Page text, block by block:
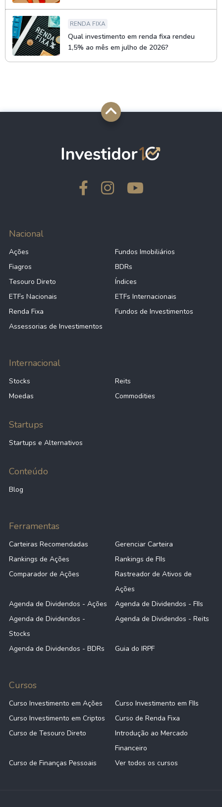
RENDA FIXA
Qual investimento em renda fixa rendeu
1,5% ao mês em julho de 2026?
Nacional
Ações
Fundos Imobiliários
Fiagros
BDRs
Tesouro Direto
Índices
ETFs Nacionais
ETFs Internacionais
Renda Fixa
Fundos de Investimentos
Assessorias de Investimentos
Internacional
Stocks
Reits
Moedas
Commodities
Startups
Startups e Alternativos
Conteúdo
Blog
Ferramentas
Carteiras Recomendadas
Gerenciar Carteira
Rankings de Ações
Rankings de FIIs
Comparador de Ações
Rastreador de Ativos de
Ações
Agenda de Dividendos - Ações
Agenda de Dividendos - FIIs
Agenda de Dividendos -
Stocks
Agenda de Dividendos - Reits
Agenda de Dividendos - BDRs Guia do IRPF
Cursos
Curso Investimento em Ações
Curso Investimento em FIIs
Curso Investimento em Criptos
Curso de Renda Fixa
Curso de Tesouro Direto
Introdução ao Mercado
Financeiro
Curso de Finanças Pessoais
Ver todos os cursos